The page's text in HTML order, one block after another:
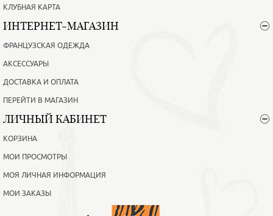
КЛУБНАЯ КАРТА
ИНТЕРНЕТ-МАГАЗИН
ФРАНЦУЗСКАЯ ОДЕЖДА
АКСЕССУАРЫ
ДОСТАВКА И ОПЛАТА
ПЕРЕЙТИ В МАГАЗИН
ЛИЧНЫЙ КАБИНЕТ
КОРЗИНА
МОИ ПРОСМОТРЫ
МОЯ ЛИЧНАЯ ИНФОРМАЦИЯ
МОИ ЗАКАЗЫ